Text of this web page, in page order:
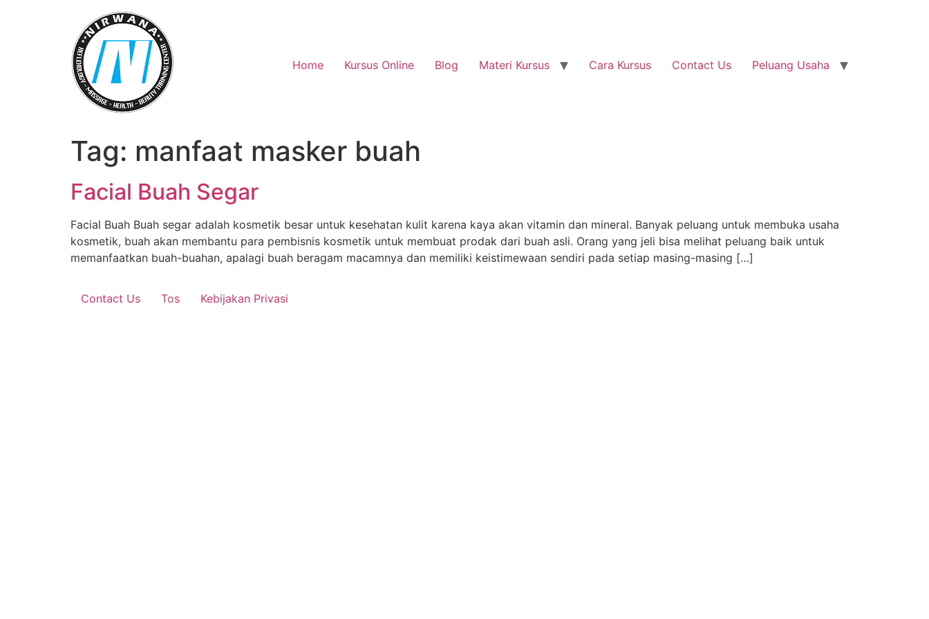
Home
Kursus Online Blog Materi Kursus Cara Kursus Contact Us Peluang Usaha
Tag: manfaat masker buah
Facial Buah Segar
Facial Buah Buah segar adalah kosmetik besar untuk kesehatan kulit karena kaya akan vitamin dan mineral. Banyak peluang untuk membuka usaha
kosmetik, buah akan membantu para pembisnis kosmetik untuk membuat prodak dari buah asli. Orang yang jeli bisa melihat peluang baik untuk
memanfaatkan buah-buahan, apalagi buah beragam macamnya dan memiliki keistimewaan sendiri pada setiap masing-masing […]
Contact Us Tos Kebijakan Privasi